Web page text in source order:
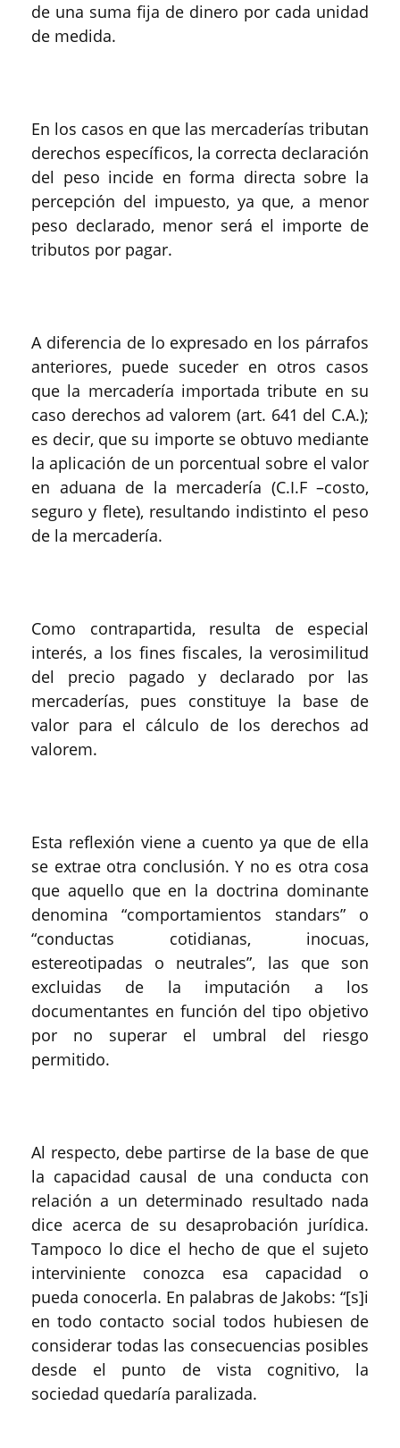
de una suma fija de dinero por cada unidad
de medida.
En los casos en que las mercaderías tributan
derechos específicos, la correcta declaración
del peso incide en forma directa sobre la
percepción del impuesto, ya que, a menor
peso declarado, menor será el importe de
tributos por pagar.
A diferencia de lo expresado en los párrafos
anteriores, puede suceder en otros casos
que la mercadería importada tribute en su
caso derechos ad valorem (art. 641 del C.A.);
es decir, que su importe se obtuvo mediante
la aplicación de un porcentual sobre el valor
en aduana de la mercadería (C.I.F –costo,
seguro y flete), resultando indistinto el peso
de la mercadería.
Como contrapartida, resulta de especial
interés, a los fines fiscales, la verosimilitud
del precio pagado y declarado por las
mercaderías, pues constituye la base de
valor para el cálculo de los derechos ad
valorem.
Esta reflexión viene a cuento ya que de ella
se extrae otra conclusión. Y no es otra cosa
que aquello que en la doctrina dominante
denomina “comportamientos standars” o
“conductas cotidianas, inocuas,
estereotipadas o neutrales”, las que son
excluidas de la imputación a los
documentantes en función del tipo objetivo
por no superar el umbral del riesgo
permitido.
Al respecto, debe partirse de la base de que
la capacidad causal de una conducta con
relación a un determinado resultado nada
dice acerca de su desaprobación jurídica.
Tampoco lo dice el hecho de que el sujeto
interviniente conozca esa capacidad o
pueda conocerla. En palabras de Jakobs: “[s]i
en todo contacto social todos hubiesen de
considerar todas las consecuencias posibles
desde el punto de vista cognitivo, la
sociedad quedaría paralizada.